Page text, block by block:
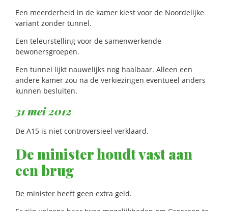
Een meerderheid in de kamer kiest voor de Noordelijke
variant zonder tunnel.
Een teleurstelling voor de samenwerkende
bewonersgroepen.
Een tunnel lijkt nauwelijks nog haalbaar. Alleen een
andere kamer zou na de verkiezingen eventueel anders
kunnen besluiten.
31 mei 2012
De A15 is niet controversieel verklaard.
De minister houdt vast aan
een brug
De minister heeft geen extra geld.